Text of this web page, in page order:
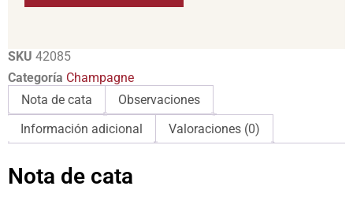
SKU 42085
Categoría Champagne
Nota de cata
Observaciones
Información adicional
Valoraciones (0)
Nota de cata